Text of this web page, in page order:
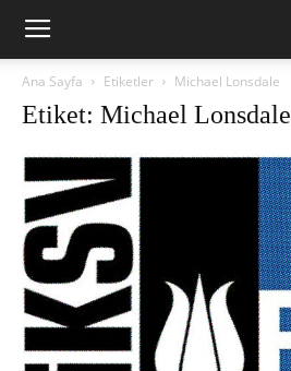
Ana Sayfa Etiketler Michael Lonsdale
Etiket: Michael Lonsdale